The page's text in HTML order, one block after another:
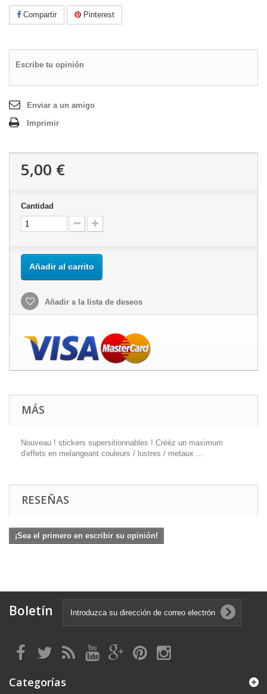
Compartir Pinterest
Escribe tu opinión
Enviar a un amigo
Imprimir
5,00 €
Cantidad
Añadir al carrito
Añadir a la lista de deseos
MÁS
Nouveau ! stickers supersitionnables ! Crééz un maximum
d'effets en melangeant couleurs / lustres / metaux ...
RESEÑAS
¡Sea el primero en escribir su opinión!
Boletín
Categorías